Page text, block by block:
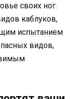
своих ног.
каблуков,
испытанием
видов,